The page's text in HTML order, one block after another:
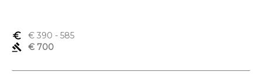
euro_symbol € 390 - 585
gavel
€ 700